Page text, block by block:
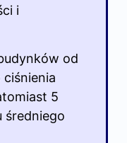
i
od
5
średniego